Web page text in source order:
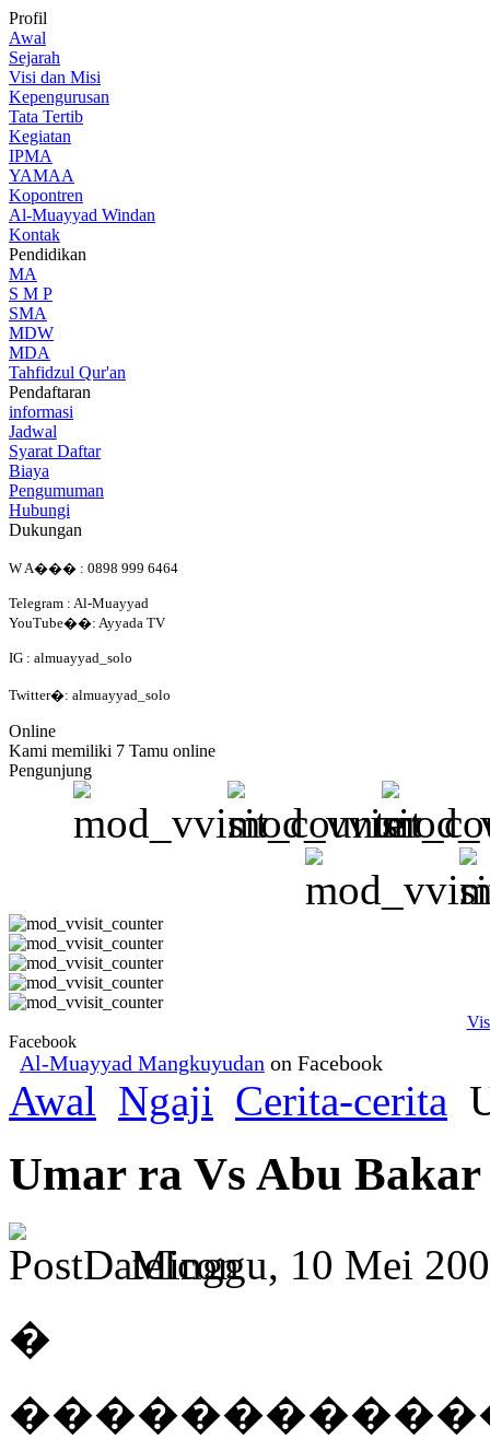
Profil
Awal
Sejarah
Visi dan Misi
Kepengurusan
Tata Tertib
Kegiatan
IPMA
YAMAA
Kopontren
Al-Muayyad Windan
Kontak
Pendidikan
MA
S M P
SMA
MDW
MDA
Tahfidzul Qur'an
Pendaftaran
informasi
Jadwal
Syarat Daftar
Biaya
Pengumuman
Hubungi
Dukungan
W A��� : 0898 999 6464
Telegram : Al-Muayyad
YouTube��: Ayyada TV
IG : almuayyad_solo
Twitter�: almuayyad_solo
Online
Kami memiliki 7 Tamu online
Pengunjung
Facebook
Al-Muayyad Mangkuyudan on Facebook
Awal Ngaji Cerita-cerita
Umar ra Vs Abu Bakar
Minggu, 10 Mei
�
������������